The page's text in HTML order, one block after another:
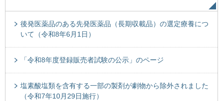
後発医薬品のある先発医薬品（長期収載品）の選定療養につ
いて（令和8年6月1日）
「令和8年度登録販売者試験の公示」のページ
塩素酸塩類を含有する一部の製剤が劇物から除外されました
（令和7年10月29日施行）